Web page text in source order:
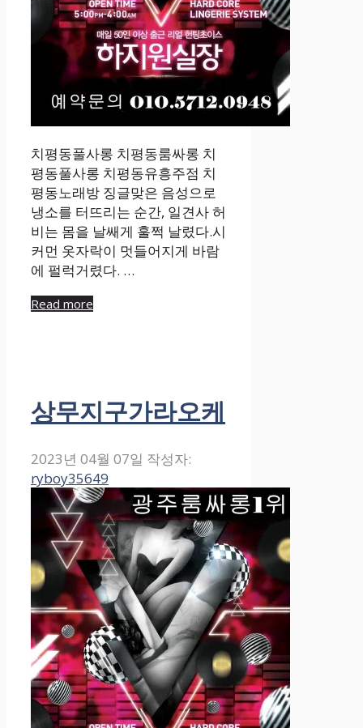
치평동풀사롱 치평동룸싸롱 치
평동풀사롱 치평동유흥주점 치
평동노래방 징글맞은 음성으로
냉소를 터뜨리는 순간, 일견사 허
비는 몸을 날쌔게 훌쩍 날렸다.시
커먼 옷자락이 멋들어지게 바람
에 펄럭거렸다. …
Read more
상무지구가라오케
2023년 04월 07일 작성자:
ryboy35649